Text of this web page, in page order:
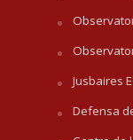
Jusbaires
Defensa